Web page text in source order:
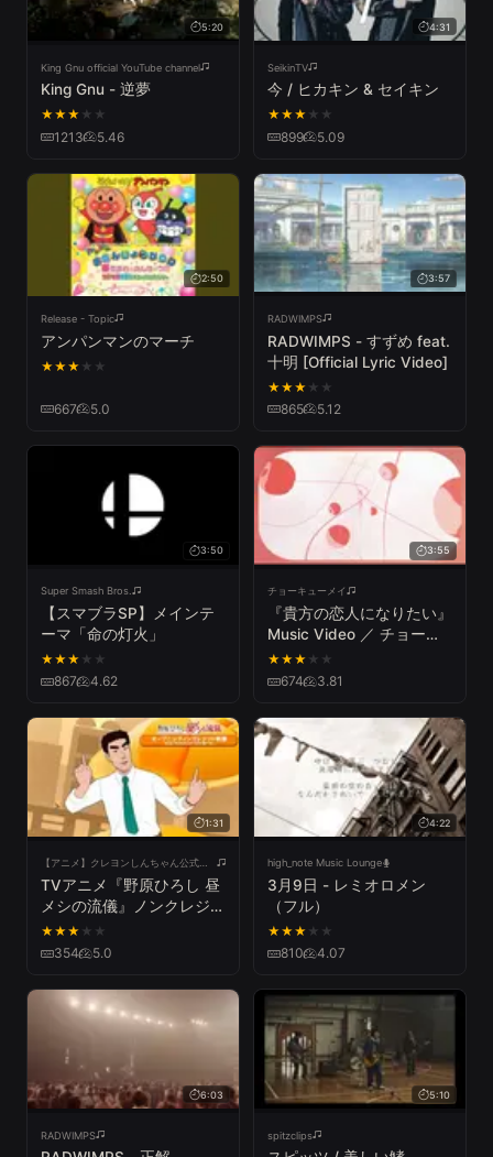
5:20
King Gnu official YouTube channel
King Gnu - 逆夢
★★★ ★ ★
1213 5.46
4:31
SeikinTV
今 / ヒカキン & セイキン
★★★ ★ ★
899 5.09
2:50
Release - Topic
アンパンマンのマーチ
★★★ ★ ★
667 5.0
3:57
RADWIMPS
RADWIMPS - すずめ feat.
十明 [Official Lyric Video]
★★★ ★ ★
865 5.12
3:50
Super Smash Bros.
【スマブラSP】メインテ
ーマ「命の灯火」
★★★ ★ ★
867 4.62
3:55
チョーキューメイ
『貴方の恋人になりたい』
Music Video ／ チョーキ
ューメイ
★★★ ★ ★
674 3.81
1:31
【アニメ】クレヨンしんちゃん公式チャンネル
TVアニメ『野原ひろし 昼
メシの流儀』ノンクレジッ
トオープニング映像｜
Mega Shinnosuke「ごは
★★★ ★ ★
354 5.0
4:22
high_note Music Lounge
3月9日 - レミオロメン
（フル）
★★★ ★ ★
810 4.07
6:03
RADWIMPS
5:10
spitzclips